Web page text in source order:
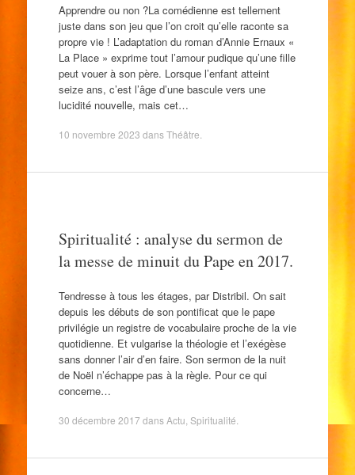
Apprendre ou non ?La comédienne est tellement
juste dans son jeu que l’on croit qu’elle raconte sa
propre vie ! L’adaptation du roman d’Annie Ernaux «
La Place » exprime tout l’amour pudique qu’une fille
peut vouer à son père. Lorsque l’enfant atteint
seize ans, c’est l’âge d’une bascule vers une
lucidité nouvelle, mais cet…
10 novembre 2023 dansThéâtre
Spiritualité : analyse du sermon de
la messe de minuit du Pape en 2017.
Tendresse à tous les étages, par Distribil. On sait
depuis les débuts de son pontificat que le pape
privilégie un registre de vocabulaire proche de la vie
quotidienne. Et vulgarise la théologie et l’exégèse
sans donner l’air d’en faire. Son sermon de la nuit
de Noël n’échappe pas à la règle. Pour ce qui
concerne…
30 décembre 2017 dansActu Spiritualité